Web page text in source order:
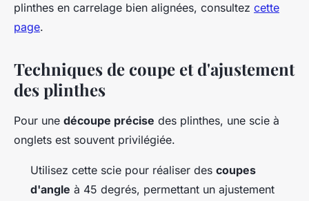
plinthes en carrelage bien alignées, consultez cette
page.
Techniques de coupe et d'ajustement
des plinthes
Pour une découpe précise des plinthes, une scie à
onglets est souvent privilégiée.
Utilisez cette scie pour réaliser des coupes
d'angle à 45 degrés, permettant un ajustement